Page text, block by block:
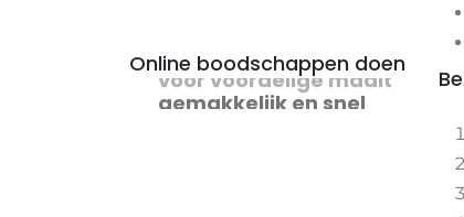
Online boodschappen doen
voor voordelige maaltijden